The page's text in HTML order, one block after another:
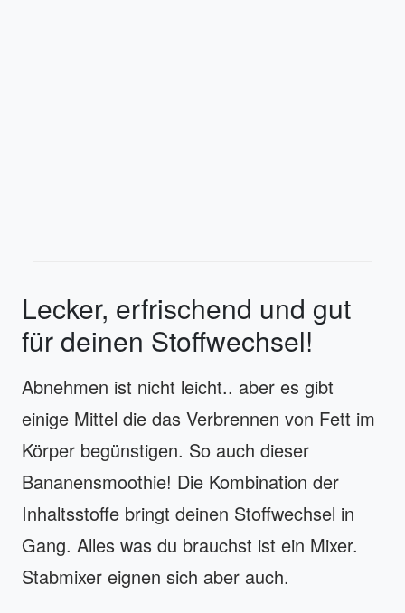
Lecker, erfrischend und gut
für deinen Stoffwechsel!
Abnehmen ist nicht leicht.. aber es gibt
einige Mittel die das Verbrennen von Fett im
Körper begünstigen. So auch dieser
Bananensmoothie! Die Kombination der
Inhaltsstoffe bringt deinen Stoffwechsel in
Gang. Alles was du brauchst ist ein Mixer.
Stabmixer eignen sich aber auch.